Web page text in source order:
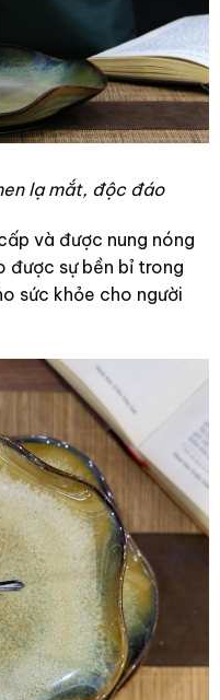
lạ mắt, độc đáo
và được nung nóng
được sự bền bỉ trong
sức khỏe cho người